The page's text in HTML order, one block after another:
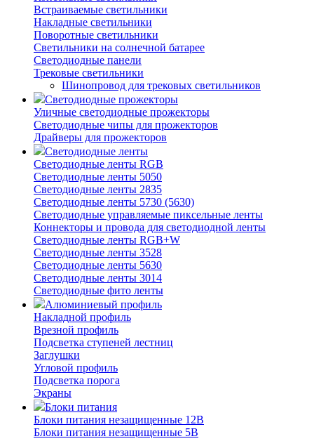
Встраиваемые светильники
Накладные светильники
Поворотные светильники
Светильники на солнечной батарее
Светодиодные панели
Трековые светильники
Шинопровод для трековых светильников
Светодиодные прожекторы
Уличные светодиодные прожекторы
Светодиодные чипы для прожекторов
Драйверы для прожекторов
Светодиодные ленты
Светодиодные ленты RGB
Светодиодные ленты 5050
Светодиодные ленты 2835
Светодиодные ленты 5730 (5630)
Светодиодные управляемые пиксельные ленты
Коннекторы и провода для светодиодной ленты
Светодиодные ленты RGB+W
Светодиодные ленты 3528
Светодиодные ленты 5630
Светодиодные ленты 3014
Светодиодные фито ленты
Алюминиевый профиль
Накладной профиль
Врезной профиль
Подсветка ступеней лестниц
Заглушки
Угловой профиль
Подсветка порога
Экраны
Блоки питания
Блоки питания незащищенные 12В
Блоки питания незащищенные 5В